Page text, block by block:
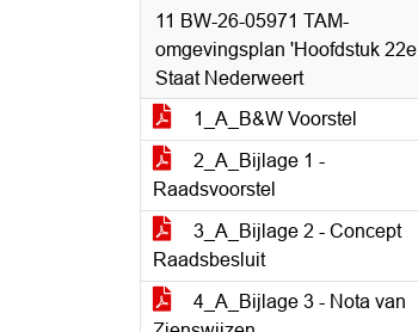
11 BW-26-05971 TAM-
omgevingsplan 'Hoofdstuk 22e
Staat Nederweert
1_A_B&W Voorstel
2_A_Bijlage 1 -
Raadsvoorstel
3_A_Bijlage 2 - Concept
Raadsbesluit
4_A_Bijlage 3 - Nota van